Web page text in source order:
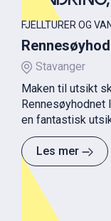
FJELLTURER OG
Stavanger
Maken til utsikt
en fantastisk
Les mer